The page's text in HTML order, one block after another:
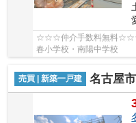
☆☆☆仲介手数料無料☆☆☆
春小学校・南陽中学校
売買 | 新築一戸建 名古屋市港区春田